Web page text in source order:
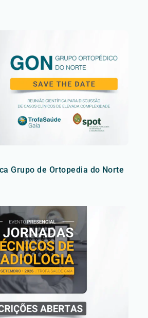
Grupo de Ortopedia do Norte